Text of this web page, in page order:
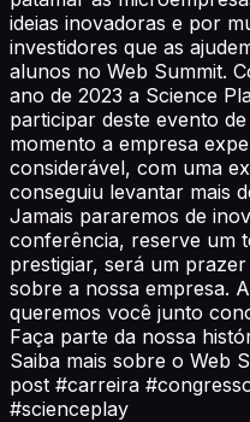
ideias inovadoras e por
investidores que as
alunos no Web Summit.
ano de 2023 a Science
participar deste evento
momento a empresa
considerável, com uma
conseguiu levantar mais
Jamais pararemos de
conferência, reserve um
prestigiar, será um
sobre a nossa empresa.
queremos você junto
Faça parte da nossa
Saiba mais sobre o Web
post #carreira
#scienceplay